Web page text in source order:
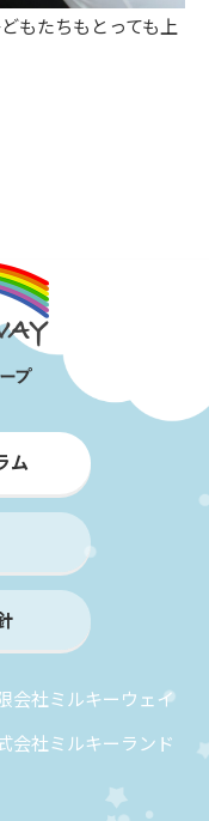
もたちもとっても上
ム
会社ミルキーウェイ
会社ミルキーランド